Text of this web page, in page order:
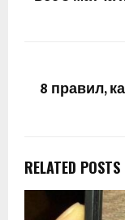
8 правил,
RELATED POSTS